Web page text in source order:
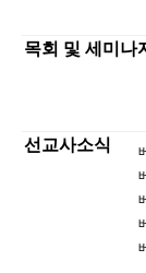
목회 및 세미나
선교사소식